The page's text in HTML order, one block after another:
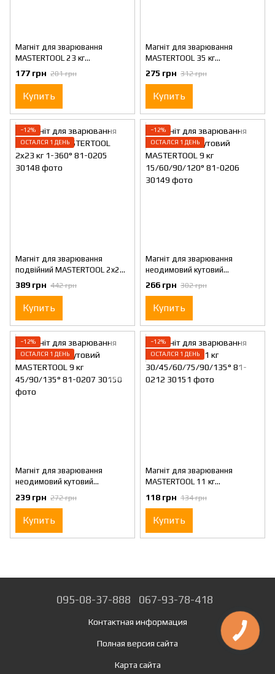
Магніт для зварювання
MASTERTOOL 23 кг
45°/90°/135° 81-0223
177 грн 201 грн
Купить
Магніт для зварювання
MASTERTOOL 35 кг
45°/90°/135° 81-0234
275 грн 312 грн
Купить
−12%
ОСТАЛСЯ 1 ДЕНЬ
Магніт для зварювання
подвійний MASTERTOOL 2x23
кг 1-360° 81-0205
389 грн 442 грн
Купить
−12%
ОСТАЛСЯ 1 ДЕНЬ
Магніт для зварювання
неодимовий кутовий
MASTERTOOL 9 кг
15/60/90/120° 81-0206
266 грн 302 грн
Купить
−12%
ОСТАЛСЯ 1 ДЕНЬ
Магніт для зварювання
неодимовий кутовий
MASTERTOOL 9 кг 45/90/135°
81-0207
239 грн 272 грн
Купить
−12%
ОСТАЛСЯ 1 ДЕНЬ
Магніт для зварювання
MASTERTOOL 11 кг
30/45/60/75/90/135° 81-
118 грн 134 грн
Купить
095-08-37-888 067-93-78-418
Контактная информация
Полная версия сайта
Карта сайта